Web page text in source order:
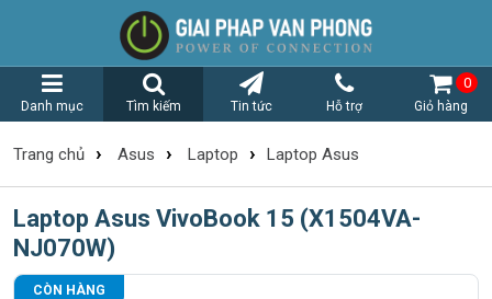
Danh mục Tìm kiếm Tin tức Hỗ trợ Giỏ hàng
0
Trang chủ › Asus › Laptop › Laptop Asus
Laptop Asus VivoBook 15 (X1504VA-
NJ070W)
CÒN HÀNG